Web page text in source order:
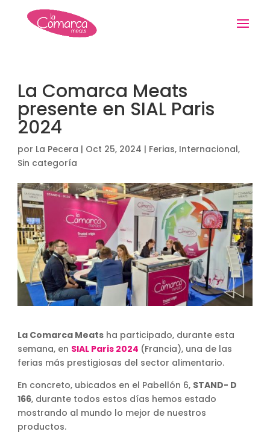
La Comarca Meats
presente en SIAL Paris
2024
por La Pecera | Oct 25, 2024 | Ferias, Internacional,
Sin categoría
La Comarca Meats ha participado, durante esta
semana, en SIAL Paris 2024 (Francia), una de las
ferias más prestigiosas del sector alimentario.
En concreto, ubicados en el Pabellón 6, STAND- D
166, durante todos estos días hemos estado
mostrando al mundo lo mejor de nuestros
productos.